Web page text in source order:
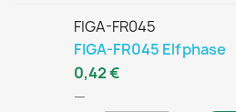
FIGA-FR045
FIGA-FR045 Elfphase
—
0,42 €